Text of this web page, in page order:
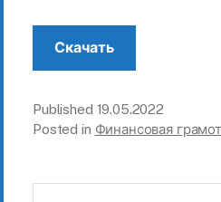
Скачать
Published 19.05.2022
Posted in Финансовая